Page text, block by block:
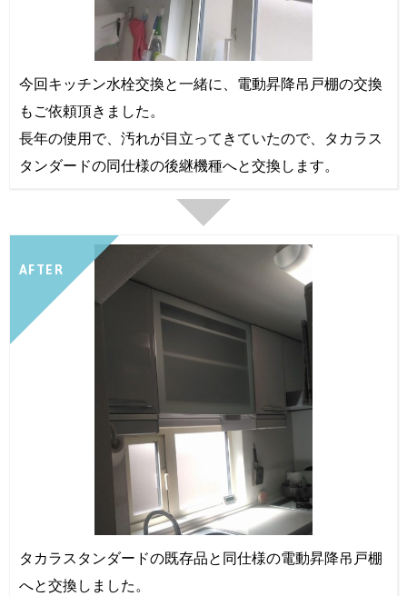
今回キッチン水栓交換と一緒に、電動昇降吊戸棚の交換
もご依頼頂きました。
長年の使用で、汚れが目立ってきていたので、タカラス
タンダードの同仕様の後継機種へと交換します。
AFTER
タカラスタンダードの既存品と同仕様の電動昇降吊戸棚
へと交換しました。